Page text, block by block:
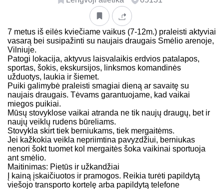
7 metus iš eilės kviečiame vaikus (7-12m.) praleisti aktyviai
vasarą bei susipažinti su naujais draugais Smėlio arenoje,
Vilniuje.
Patogi lokacija, aktyvus laisvalaikis erdvios patalapos,
sportas, šokis, ekskursijos, linksmos komandinės
užduotys, laukia ir šiemet.
Puiki galimybė praleisti smagiai dieną ar savaitę su
naujais draugais. Tėvams garantuojame, kad vaikai
miegos puikiai.
Mūsų stovyklose vaikai atranda ne tik naujų draugų, bet ir
naujų veiklų rudens būreliams.
Stovykla skirt tiek berniukams, tiek mergaitėms.
Jei kažkokia veikla nepriimtina pavyzdžiui, berniukas
nenori šokt tuomet kol mergaitės šoka vaikinai sportuoja
ant smėlio.
Maitinimas: Pietūs ir užkandžiai
Į kainą įskaičiuotos ir pramogos. Reikia turėti papildytą
viešojo transporto kortelę arba papildytą telefone